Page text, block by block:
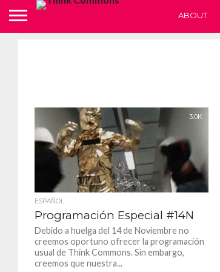
ABOUT
3.0K
ESPAÑOL
Programación Especial #14N
Debido a huelga del 14 de Noviembre no
creemos oportuno ofrecer la programación
usual de Think Commons. Sin embargo,
creemos que nuestra...